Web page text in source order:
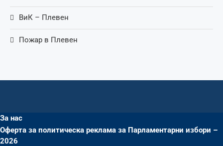
ВиК – Плевен
Пожар в Плевен
За нас
Оферта за политическа реклама за Парламентарни избори –
2026